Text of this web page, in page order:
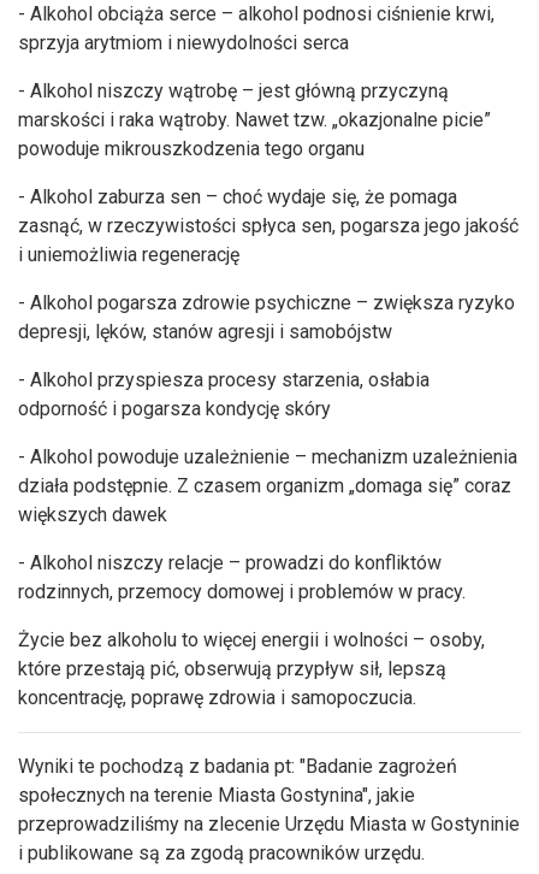
- Alkohol obciąża serce – alkohol podnosi ciśnienie krwi,
sprzyja arytmiom i niewydolności serca
- Alkohol niszczy wątrobę – jest główną przyczyną
marskości i raka wątroby. Nawet tzw. „okazjonalne picie”
powoduje mikrouszkodzenia tego organu
- Alkohol zaburza sen – choć wydaje się, że pomaga
zasnąć, w rzeczywistości spłyca sen, pogarsza jego jakość
i uniemożliwia regenerację
- Alkohol pogarsza zdrowie psychiczne – zwiększa ryzyko
depresji, lęków, stanów agresji i samobójstw
- Alkohol przyspiesza procesy starzenia, osłabia
odporność i pogarsza kondycję skóry
- Alkohol powoduje uzależnienie – mechanizm uzależnienia
działa podstępnie. Z czasem organizm „domaga się” coraz
większych dawek
- Alkohol niszczy relacje – prowadzi do konfliktów
rodzinnych, przemocy domowej i problemów w pracy.
Życie bez alkoholu to więcej energii i wolności – osoby,
które przestają pić, obserwują przypływ sił, lepszą
koncentrację, poprawę zdrowia i samopoczucia.
Wyniki te pochodzą z badania pt: "Badanie zagrożeń
społecznych na terenie Miasta Gostynina", jakie
przeprowadziliśmy na zlecenie Urzędu Miasta w Gostyninie
i publikowane są za zgodą pracowników urzędu.